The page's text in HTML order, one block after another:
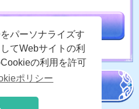
パーソナライズす
てWebサイトの利
の利用を許可
ポリシー